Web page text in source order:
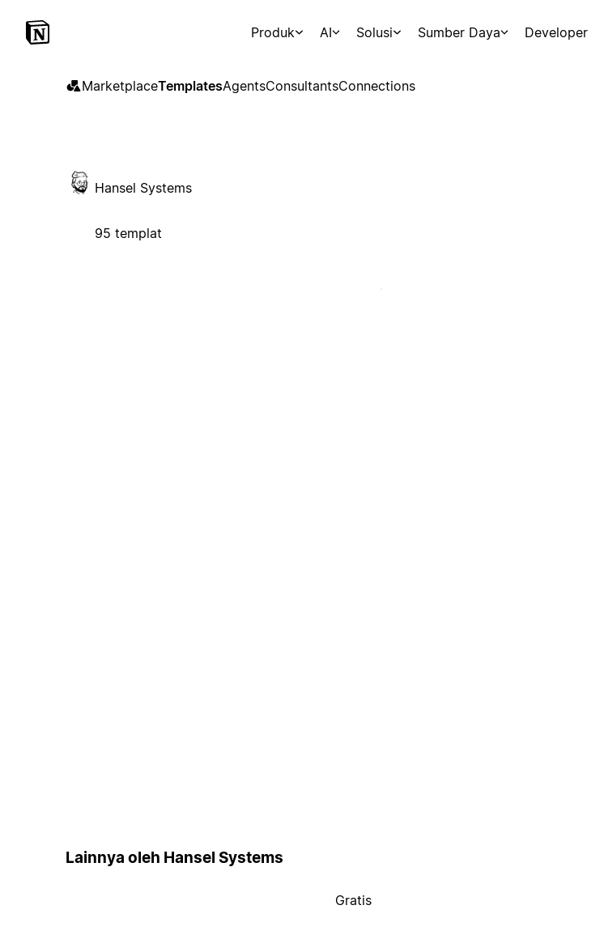
Produk AI Solusi Sumber Daya Developer
MarketplaceTemplatesAgentsConsultantsConnections
Hansel Systems
95 templat
Lainnya oleh Hansel Systems
Gratis